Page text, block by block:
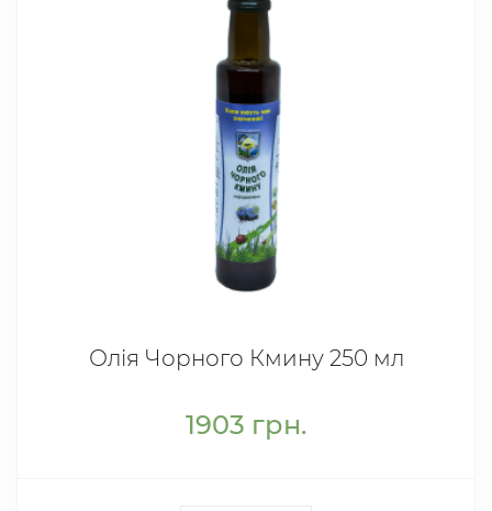
Олія Чорного Кмину 250 мл
1903 грн.